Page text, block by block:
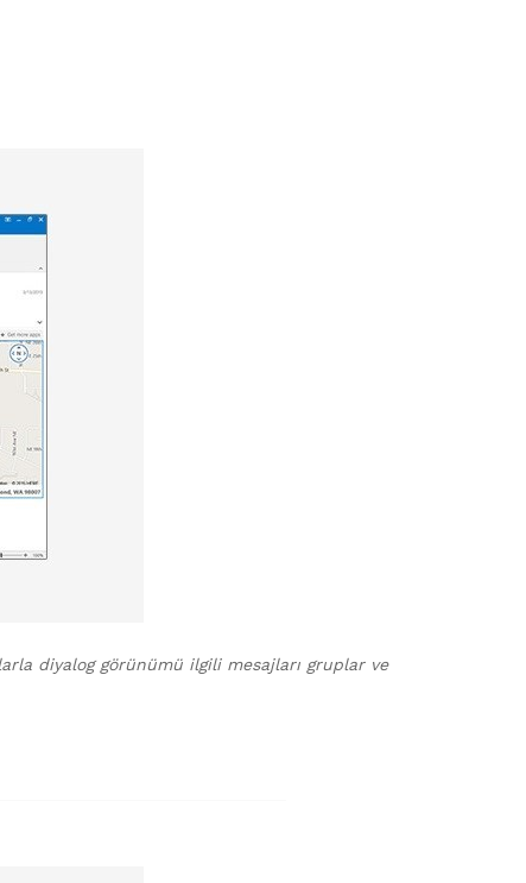
diyalog görünümü ilgili mesajları gruplar ve